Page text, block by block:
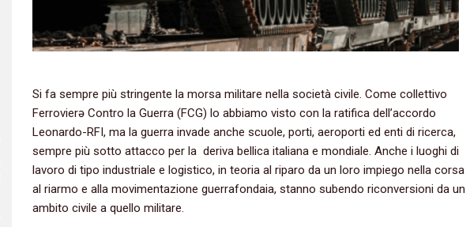
Si fa sempre più stringente la morsa militare nella società civile. Come collettivo
Ferrovierə Contro la Guerra (FCG) lo abbiamo visto con la ratifica dell’accordo
Leonardo-RFI, ma la guerra invade anche scuole, porti, aeroporti ed enti di ricerca,
sempre più sotto attacco per la deriva bellica italiana e mondiale. Anche i luoghi di
lavoro di tipo industriale e logistico, in teoria al riparo da un loro impiego nella corsa
al riarmo e alla movimentazione guerrafondaia, stanno subendo riconversioni da un
ambito civile a quello militare.